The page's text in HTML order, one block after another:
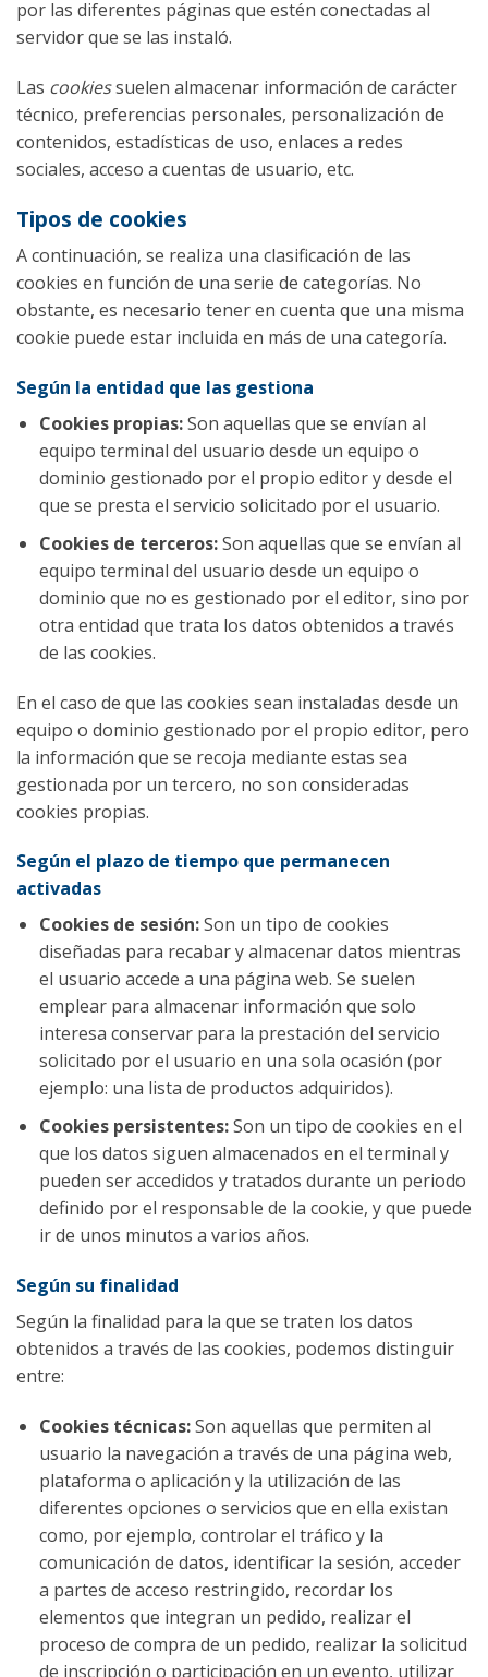
por las diferentes páginas que estén conectadas al
servidor que se las instaló.
Las cookiessuelen almacenar información de carácter
técnico, preferencias personales, personalización de
contenidos, estadísticas de uso, enlaces a redes
sociales, acceso a cuentas de usuario, etc.
Tipos de cookies
A continuación, se realiza una clasificación de las
cookies en función de una serie de categorías. No
obstante, es necesario tener en cuenta que una misma
cookie puede estar incluida en más de una categoría.
Según la entidad que las gestiona
Cookies propias:Son aquellas que se envían al
equipo terminal del usuario desde un equipo o
dominio gestionado por el propio editor y desde el
que se presta el servicio solicitado por el usuario.
Cookies de terceros:Son aquellas que se envían al
equipo terminal del usuario desde un equipo o
dominio que no es gestionado por el editor, sino por
otra entidad que trata los datos obtenidos a través
de las cookies.
En el caso de que las cookies sean instaladas desde un
equipo o dominio gestionado por el propio editor, pero
la información que se recoja mediante estas sea
gestionada por un tercero, no son consideradas
cookies propias.
Según el plazo de tiempo que permanecen
activadas
Cookies de sesión:Son un tipo de cookies
diseñadas para recabar y almacenar datos mientras
el usuario accede a una página web. Se suelen
emplear para almacenar información que solo
interesa conservar para la prestación del servicio
solicitado por el usuario en una sola ocasión (por
ejemplo: una lista de productos adquiridos).
Cookies persistentes:Son un tipo de cookies en el
que los datos siguen almacenados en el terminal y
pueden ser accedidos y tratados durante un periodo
definido por el responsable de la cookie, y que puede
ir de unos minutos a varios años.
Según su finalidad
Según la finalidad para la que se traten los datos
obtenidos a través de las cookies, podemos distinguir
entre:
Cookies técnicas:Son aquellas que permiten al
usuario la navegación a través de una página web,
plataforma o aplicación y la utilización de las
diferentes opciones o servicios que en ella existan
como, por ejemplo, controlar el tráfico y la
comunicación de datos, identificar la sesión, acceder
a partes de acceso restringido, recordar los
elementos que integran un pedido, realizar el
proceso de compra de un pedido, realizar la solicitud
de inscripción o participación en un evento, utilizar